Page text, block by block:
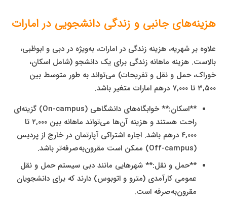
هزینه‌های جانبی و زندگی دانشجویی در امارات
علاوه بر شهریه، هزینه زندگی در امارات، به‌ویژه در دبی و ابوظبی،
بالاست. هزینه ماهانه زندگی برای یک دانشجو (شامل اسکان،
خوراک، حمل و نقل و تفریحات) می‌تواند به طور متوسط بین
۳,۵۰۰ تا ۷,۰۰۰ درهم امارات متغیر باشد.
**اسکان:** خوابگاه‌های دانشگاهی (On-campus) گزینه‌ای
راحت هستند و هزینه آن‌ها می‌تواند ماهانه بین ۲,۰۰۰ تا
۴,۰۰۰ درهم باشد. اجاره اشتراکی آپارتمان در خارج از پردیس
(Off-campus) ممکن است مقرون‌به‌صرفه‌تر باشد.
**حمل و نقل:** شهرهایی مانند دبی سیستم حمل و نقل
عمومی کارآمدی (مترو و اتوبوس) دارند که برای دانشجویان
مقرون‌به‌صرفه است.